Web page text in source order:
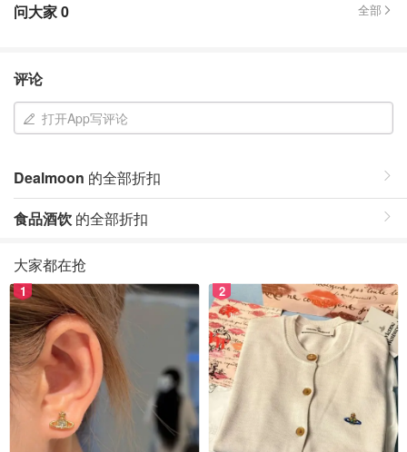
问大家0 全部
评论
打开App写评论
Dealmoon 的全部折扣
食品酒饮 的全部折扣
大家都在抢
1 2